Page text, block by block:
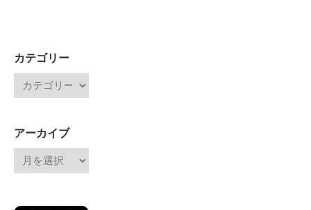
カテゴリー
アーカイブ